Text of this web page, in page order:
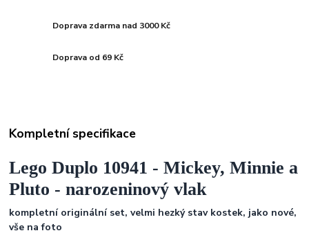
Doprava zdarma nad 3000 Kč
Doprava od 69 Kč
Kompletní specifikace
Lego Duplo 10941 - Mickey, Minnie a
Pluto - narozeninový vlak
kompletní originální set, velmi hezký stav kostek, jako nové,
vše na foto